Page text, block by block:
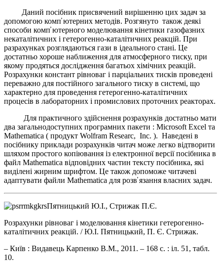
Даний посібник присвячений вирішенню цих задач за
допомогою комп̕ ютерних методів. Розгянуто також деякі
способи комп̕ ютерного моделювання кінетики газофазних
некаталітичних і гетерогенно-каталітичних реакцій. При
разрахунках розглядаються гази в ідеального стані. Це
достатньо хороше наближення для атмосферного тиску, при
якому продяться дослідження багатьох хімічних реакцій.
Розрахунки констант рівноваг і парціальних тисків проведені
переважно для постійного загального тиску в системі, що
характерно для проведення гетерогенно-каталітичних
процесів в лабораторних і промислових проточних реакторах.
Для практичного здійснення розрахунків достатньо мати
два загальнодоступних програмних пакети : Microsoft Excel та
Mathematica ( продукт Wolfram Researc, Inc. ). Наведені в
посібнику приклади розрахунків читач може легко відтворити
шляхом простого копіювання із електронної версії посібника в
файл Mathematica відповідних частин тексту посібника, які
виділені жирним шрифтом. Це також допоможе читачеві
адаптувати файли Mathematica для розв̕ язання власних задач.
Пятницький Ю.І., Стрижак П.Є.
Розрахунки рівноваг і моделювання кінетики гетерогенно-
каталітичних реакцій. / Ю.І. Пятницький, П. Є. Стрижак.
– Київ : Видавець Карпенко В.М., 2011. – 168 с. : іл. 51, табл.
10.